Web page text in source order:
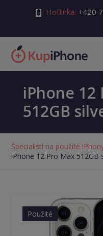
Hotlinka: +420
iPhone 12
512GB
Špecialisti na použité
iPhone 12 Pro Max 512GB
Použité